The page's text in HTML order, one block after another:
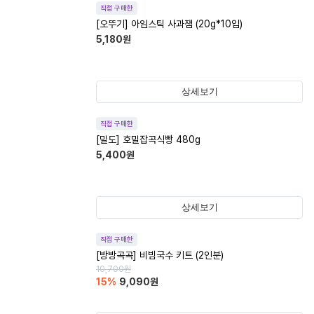
직접 구매한
[오뚜기] 아임스틱 사과잼 (20g*10입)
5,180원
상세보기
직접 구매한
[밀도] 호밀잡곡식빵 480g
5,400원
상세보기
직접 구매한
[방방곡곡] 비빔국수 키트 (2인분)
10,700원
15% 9,090원